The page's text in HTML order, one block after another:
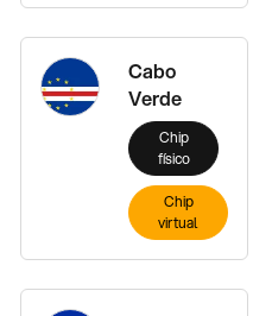
Cabo
Verde
Chip
físico
Chip
virtual